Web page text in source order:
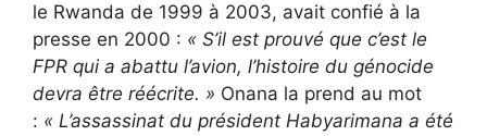
le Rwanda de 1999 à 2003, avait confié à la
presse en 2000 : « S’il est prouvé que c’est le
FPR qui a abattu l’avion, l’histoire du génocide
devra être réécrite. » Onana la prend au mot
: « L’assassinat du président Habyarimana a été